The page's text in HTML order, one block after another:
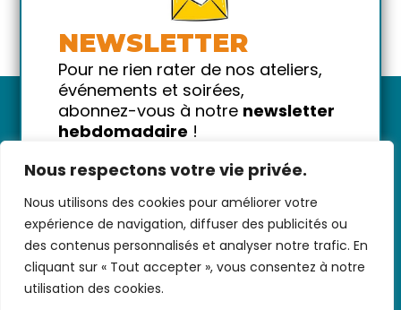
Nous respectons votre vie privée.
Nous utilisons des cookies pour améliorer votre
expérience de navigation, diffuser des publicités ou
des contenus personnalisés et analyser notre trafic. En
cliquant sur « Tout accepter », vous consentez à notre
utilisation des cookies.
Nous contacter- CGV/CGU-Données
personnelles-Infos pratiques- FAQ
NEWSLETTER
Pour ne rien rater de nos ateliers,
événements et soirées,
abonnez-vous à notre newsletter
hebdomadaire !
!
Votre email